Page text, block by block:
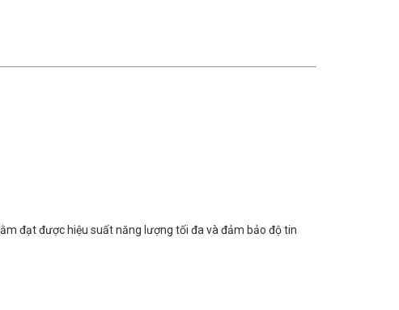
đạt được hiệu suất năng lượng tối đa và đảm bảo độ tin